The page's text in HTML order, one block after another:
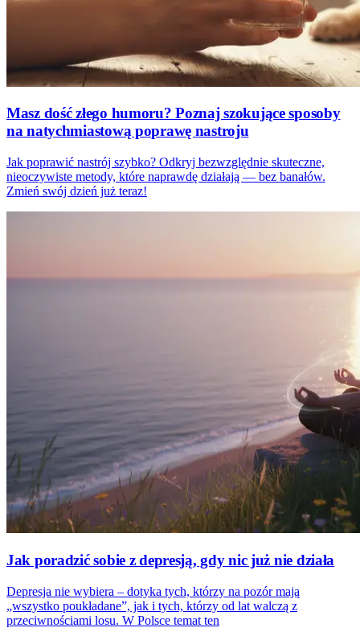
Masz dość złego humoru? Poznaj szokujące sposoby
na natychmiastową poprawę nastroju
Jak poprawić nastrój szybko? Odkryj bezwzględnie skuteczne,
nieoczywiste metody, które naprawdę działają — bez banałów.
Zmień swój dzień już teraz!
Jak poradzić sobie z depresją, gdy nic już nie działa
Depresja nie wybiera – dotyka tych, którzy na pozór mają
„wszystko poukładane”, jak i tych, którzy od lat walczą z
przeciwnościami losu. W Polsce temat ten